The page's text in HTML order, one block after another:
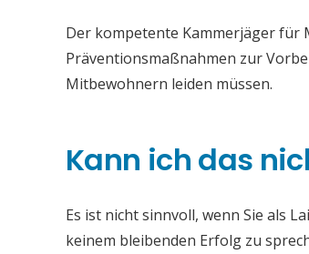
Der kompetente Kammerjäger für
Präventionsmaßnahmen zur
Mitbewohnern leiden müssen.
Kann ich das
Es ist nicht sinnvoll, wenn Sie als
keinem bleibenden Erfolg zu